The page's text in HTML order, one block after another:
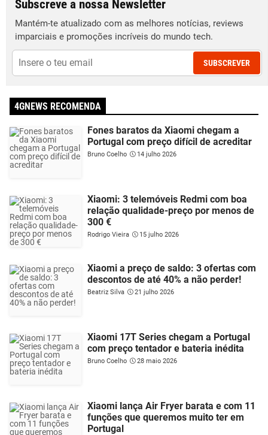
Subscreve a nossa Newsletter
Mantém-te atualizado com as melhores notícias, reviews
imparciais e promoções incríveis do mundo tech.
SUBSCREVER
4GNEWS RECOMENDA
Fones baratos da Xiaomi chegam a
Portugal com preço difícil de acreditar
Bruno Coelho 14 julho 2026
Xiaomi: 3 telemóveis Redmi com boa
relação qualidade-preço por menos de
300 €
Rodrigo Vieira 15 julho 2026
Xiaomi a preço de saldo: 3 ofertas com
descontos de até 40% a não perder!
Beatriz Silva 21 julho 2026
Xiaomi 17T Series chegam a Portugal
com preço tentador e bateria inédita
Bruno Coelho 28 maio 2026
Xiaomi lança Air Fryer barata e com 11
funções que queremos muito ter em
Portugal